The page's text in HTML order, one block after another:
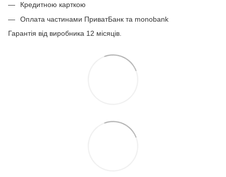
Кредитною карткою
Оплата частинами ПриватБанк та monobank
Гарантія від виробника 12 місяців.